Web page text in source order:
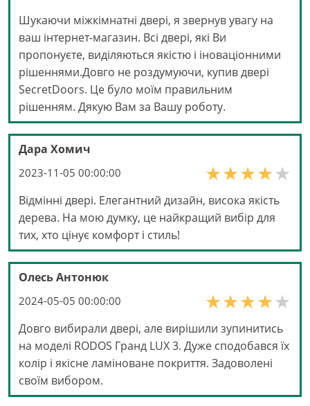
Шукаючи міжкімнатні двері, я звернув увагу на
ваш інтернет-магазин. Всі двері, які Ви
пропонуєте, виділяються якістю і іноваціонними
рішеннями.Довго не роздумуючи, купив двері
SecretDoors. Це було моїм правильним
рішенням. Дякую Вам за Вашу роботу.
Дара Хомич
2023-11-05 00:00:00
Відмінні двері. Елегантний дизайн, висока якість
дерева. На мою думку, це найкращий вибір для
тих, хто цінує комфорт і стиль!
Олесь Антонюк
2024-05-05 00:00:00
Довго вибирали двері, але вирішили зупинитись
на моделі RODOS Гранд LUX 3. Дуже сподобався їх
колір і якісне ламіноване покриття. Задоволені
своїм вибором.